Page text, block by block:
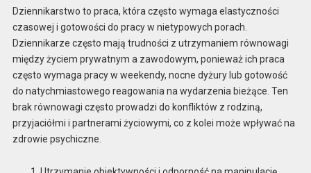
Dziennikarstwo to praca, która często wymaga elastyczności
czasowej i gotowości do pracy w nietypowych porach.
Dziennikarze często mają trudności z utrzymaniem równowagi
między życiem prywatnym a zawodowym, ponieważ ich praca
często wymaga pracy w weekendy, nocne dyżury lub gotowość
do natychmiastowego reagowania na wydarzenia bieżące. Ten
brak równowagi często prowadzi do konfliktów z rodziną,
przyjaciółmi i partnerami życiowymi, co z kolei może wpływać na
zdrowie psychiczne.